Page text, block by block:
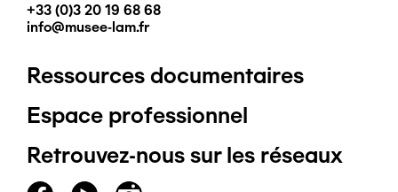
+33 (0)3 20 19 68 68
info@musee-lam.fr
Pied
de
page
Ressources documentaires
Espace professionnel
Retrouvez-nous sur les réseaux